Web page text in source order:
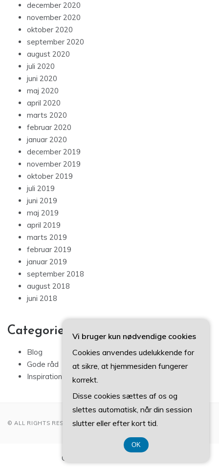
december 2020
november 2020
oktober 2020
september 2020
august 2020
juli 2020
juni 2020
maj 2020
april 2020
marts 2020
februar 2020
januar 2020
december 2019
november 2019
oktober 2019
juli 2019
juni 2019
maj 2019
april 2019
marts 2019
februar 2019
januar 2019
september 2018
august 2018
juni 2018
Categories
Blog
Gode råd
Inspiration
© ALL RIGHTS RESERVED 2022
CVR-Nummer 37 40 77 39
Vi bruger kun nødvendige cookies
Cookies anvendes udelukkende for
at sikre, at hjemmesiden fungerer
korrekt.
Disse cookies sættes af os og
slettes automatisk, når din session
slutter eller efter kort tid.
OK